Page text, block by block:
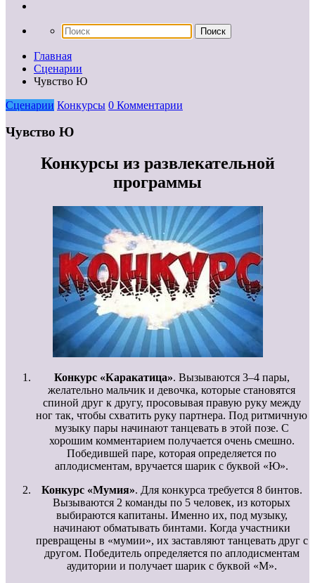
Главная
Сценарии
Чувство Ю
Сценарии Конкурсы 0 Комментарии
Чувство Ю
Конкурсы из развлекательной
программы
Конкурс «Каракатица». Вызываются 3–4 пары,
желательно мальчик и девочка, которые становятся
спиной друг к другу, просовывая правую руку между
ног так, чтобы схватить руку партнера. Под ритмичную
музыку пары начинают танцевать в этой позе. С
хорошим комментарием получается очень смешно.
Победившей паре, которая определяется по
аплодисментам, вручается шарик с буквой «Ю».
Конкурс «Мумия». Для конкурса требуется 8 бинтов.
Вызываются 2 команды по 5 человек, из которых
выбираются капитаны. Именно их, под музыку,
начинают обматывать бинтами. Когда участники
превращены в «мумии», их заставляют танцевать друг с
другом. Победитель определяется по аплодисментам
аудитории и получает шарик с буквой «М».